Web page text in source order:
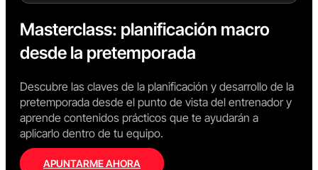
Masterclass: planificación macro
desde la pretemporada
Descubre las claves de la planificación y desarrollo de la
pretemporada desde el punto de vista del entrenador y
aprende contenidos prácticos que te ayudarán a
aplicarlo dentro de tu equipo.
APUNTARME AHORA